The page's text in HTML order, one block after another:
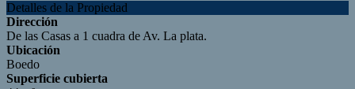
Detalles de la Propiedad
Dirección
De las Casas a 1 cuadra de Av. La plata.
Ubicación
Boedo
Superficie cubierta